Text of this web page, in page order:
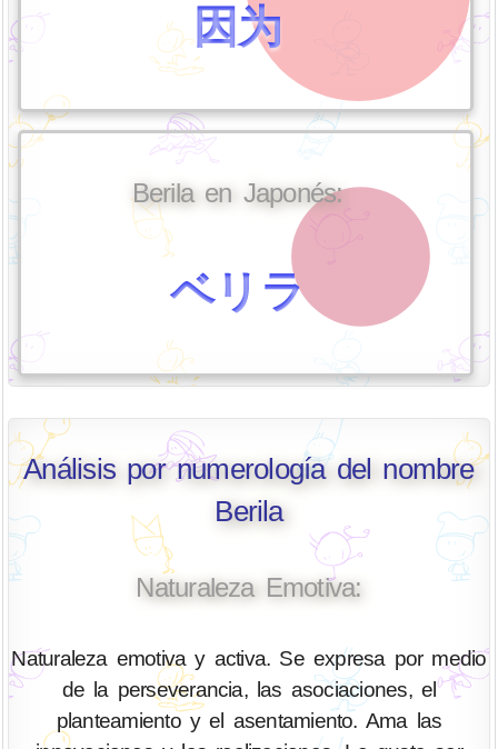
因为
Berila en Japonés:
ベリラ
Análisis por numerología del nombre
Berila
Naturaleza Emotiva:
Naturaleza emotiva y activa. Se expresa por medio
de la perseverancia, las asociaciones, el
planteamiento y el asentamiento. Ama las